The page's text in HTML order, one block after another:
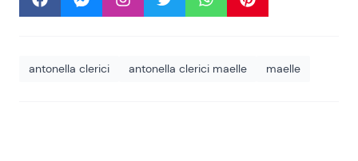
antonella clerici antonella clerici maelle maelle